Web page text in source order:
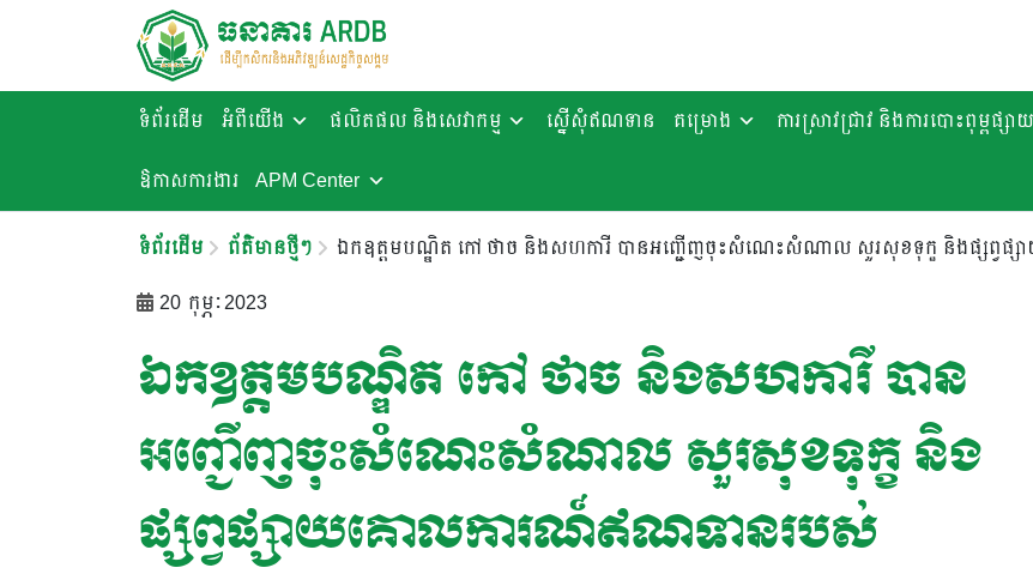
ទំព័រដើម អំពីយើង ផលិតផល និងសេវាកម្ម ស្នើសុំឥណទាន គម្រោង ការស្រាវជ្រាវ និងការបោះពុម្ពផ្សាយ
ឱកាសការងារ​ APM Center
ទំព័រដើម ព័ត៌មានថ្មីៗ ឯកឧត្តមបណ្ឌិត កៅ ថាច និងសហការី បានអញ្ជើញចុះសំណេះសំណាល សួរសុខទុក្ខ និងផ្សព្វផ្
20 កុម្ភៈ 2023
ឯកឧត្តមបណ្ឌិត កៅ ថាច និងសហការី បាន
អញ្ជើញចុះសំណេះសំណាល សួរសុខទុក្ខ និង
ផ្សព្វផ្សាយគោលការណ៍ឥណទានរបស់